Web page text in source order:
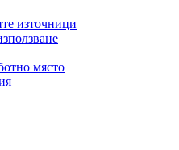
източници
място